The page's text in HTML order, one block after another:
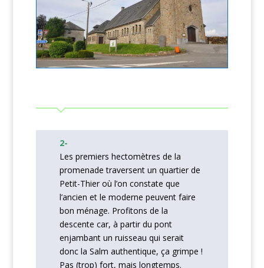
2-
Les premiers hectomètres de la
promenade traversent un quartier de
Petit-Thier où l’on constate que
l’ancien et le moderne peuvent faire
bon ménage. Profitons de la
descente car, à partir du pont
enjambant un ruisseau qui serait
donc la Salm authentique, ça grimpe !
Pas (trop) fort, mais longtemps.